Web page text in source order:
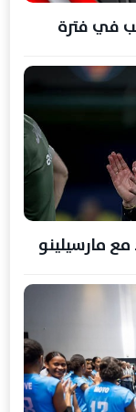
في فترة
مارسيلينو